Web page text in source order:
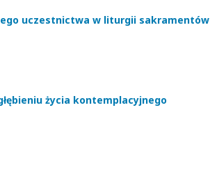
uczestnictwa w liturgii sakramentów
życia kontemplacyjnego